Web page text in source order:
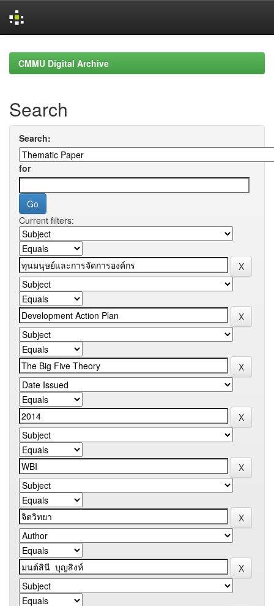
navigationCMMU Digital Archive
Search
Search:
for
Current filters: